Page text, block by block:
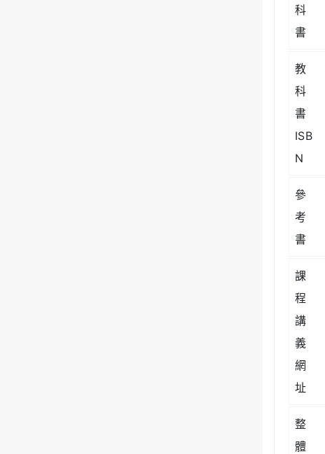
科
書
教
科
書
ISB
N
參
考
書
課
程
講
義
網
址
整
體